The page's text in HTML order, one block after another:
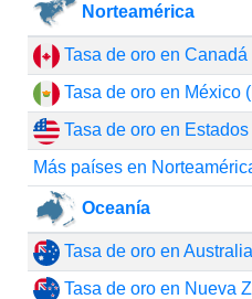
Norteamérica
Tasa de oro en Canadá
Tasa de oro en México
Tasa de oro en
Más países en
Oceanía
Tasa de oro en
Tasa de oro en Nueva